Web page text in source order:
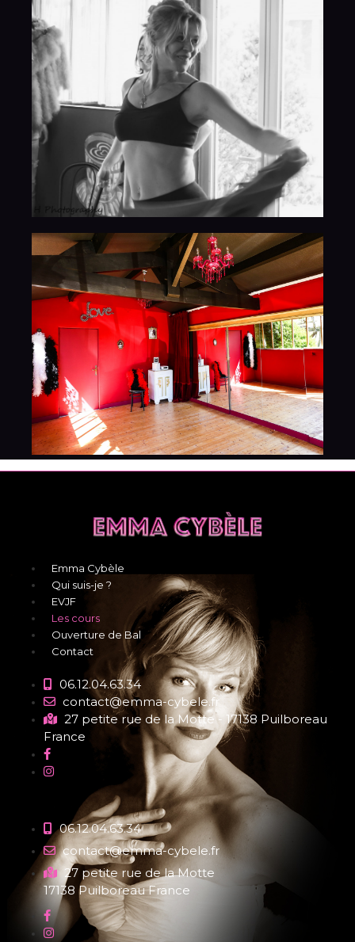
Menu
Emma Cybèle
Qui suis-je ?
EVJF
Les cours
Ouverture de Bal
Contact
06.12.04.63.34
contact@emma-cybele.fr
27 petite rue de la Motte - 17138 Puilboreau
France
06.12.04.63.34
contact@emma-cybele.fr
27 petite rue de la Motte
17138 Puilboreau France